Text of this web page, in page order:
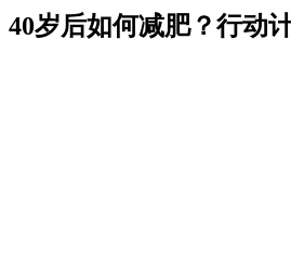
40岁后如何减肥？行动